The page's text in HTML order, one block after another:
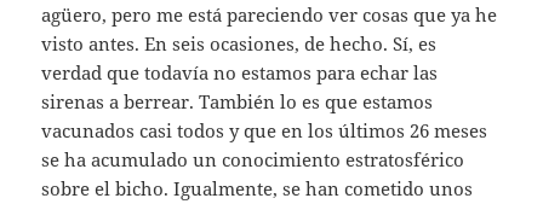
agüero, pero me está pareciendo ver cosas que ya he
visto antes. En seis ocasiones, de hecho. Sí, es
verdad que todavía no estamos para echar las
sirenas a berrear. También lo es que estamos
vacunados casi todos y que en los últimos 26 meses
se ha acumulado un conocimiento estratosférico
sobre el bicho. Igualmente, se han cometido unos